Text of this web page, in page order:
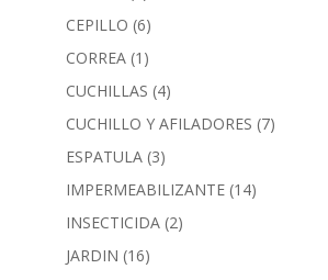
CEPILLO (6)
CORREA (1)
CUCHILLAS (4)
CUCHILLO Y AFILADORES (7)
ESPATULA (3)
IMPERMEABILIZANTE (14)
INSECTICIDA (2)
JARDIN (16)